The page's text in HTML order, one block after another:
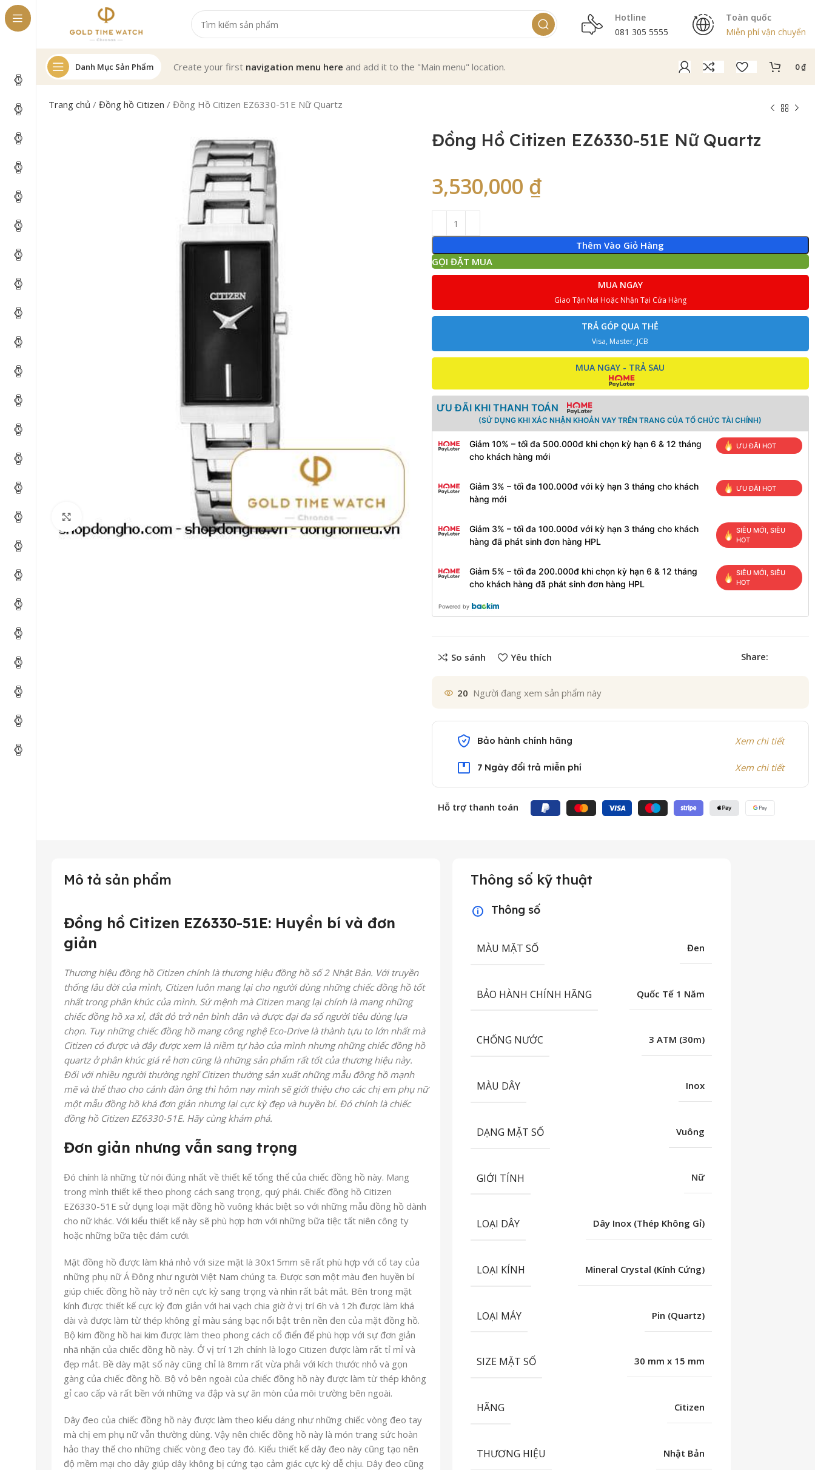
Hotline
081 305 5555
Toàn quốc
Miễn phí vận chuyển
Danh Mục Sản Phẩm Create your first navigation menu here and add it to the "Main menu" location. 0₫
Trang chủ /Đồng hồ Citizen /Đồng Hồ Citizen EZ6330-51E Nữ Quartz
Đồng Hồ Citizen EZ6330-51E Nữ Quartz
3,530,000 ₫
Thêm Vào Giỏ Hàng
GỌI ĐẶT MUA
MUA NGAY
Giao Tận Nơi Hoặc Nhận Tại Cửa Hàng
TRẢ GÓP QUA THẺ
Visa, Master, JCB
MUA NGAY - TRẢ SAU
ƯU ĐÃI KHI THANH TOÁN
(SỬ DỤNG KHI XÁC NHẬN KHOẢN VAY TRÊN TRANG CỦA TỔ CHỨC TÀI CHÍNH)
Giảm 10% – tối đa 500.000đ khi chọn kỳ hạn 6 & 12 tháng
cho khách hàng mới
ƯU ĐÃI HOT
Giảm 3% – tối đa 100.000đ với kỳ hạn 3 tháng cho khách
hàng mới
ƯU ĐÃI HOT
Giảm 3% – tối đa 100.000đ với kỳ hạn 3 tháng cho khách
hàng đã phát sinh đơn hàng HPL
SIÊU MỚI, SIÊU
HOT
Giảm 5% – tối đa 200.000đ khi chọn kỳ hạn 6 & 12 tháng
cho khách hàng đã phát sinh đơn hàng HPL
SIÊU MỚI, SIÊU
HOT
Powered by
So sánh Yêu thích Share:
20 Người đang xem sản phẩm này
Bảo hành chính hãng Xem chi tiết
7 Ngày đổi trả miễn phí Xem chi tiết
Hỗ trợ thanh toán
Mô tả sản phẩm
Đồng hồ Citizen EZ6330-51E: Huyền bí và đơn
giản
Thương hiệu đồng hồ Citizen chính là thương hiệu đồng hồ số 2 Nhật Bản. Với truyền
thống lâu đời của mình, Citizen luôn mang lại cho người dùng những chiếc đồng hồ tốt
nhất trong phân khúc của mình. Sứ mệnh mà Citizen mang lại chính là mang những
chiếc đồng hồ xa xỉ, đắt đỏ trở nên bình dân và được đại đa số người tiêu dùng lựa
chọn. Tuy những chiếc đồng hồ mang công nghệ Eco-Drive là thành tựu to lớn nhất mà
Citizen có được và đây được xem là niềm tự hào của mình nhưng những chiếc đồng hồ
quartz ở phân khúc giá rẻ hơn cũng là những sản phẩm rất tốt của thương hiệu này.
Đối với nhiều người thường nghĩ Citizen thường sản xuất những mẫu đồng hồ mạnh
mẽ và thể thao cho cánh đàn ông thì hôm nay mình sẽ giới thiệu cho các chị em phụ nữ
một mẫu đồng hồ khá đơn giản nhưng lại cực kỳ đẹp và huyền bí. Đó chính là chiếc
đồng hồ Citizen EZ6330-51E. Hãy cùng khám phá.
Đơn giản nhưng vẫn sang trọng
Đó chính là những từ nói đúng nhất về thiết kế tổng thể của chiếc đồng hồ này. Mang
trong mình thiết kế theo phong cách sang trọng, quý phái. Chiếc đồng hồ Citizen
EZ6330-51E sử dụng loại mặt đồng hồ vuông khác biệt so với những mẫu đồng hồ dành
cho nữ khác. Với kiểu thiết kế này sẽ phù hợp hơn với những bữa tiệc tất niên công ty
hoặc những bữa tiệc đám cưới.
Mặt đồng hồ được làm khá nhỏ với size mặt là 30x15mm sẽ rất phù hợp với cổ tay của
những phụ nữ Á Đông như người Việt Nam chúng ta. Được sơn một màu đen huyền bí
giúp chiếc đồng hồ này trở nên cực kỳ sang trọng và nhìn rất bắt mắt. Bên trong mặt
kính được thiết kế cực kỳ đơn giản với hai vạch chia giờ ở vị trí 6h và 12h được làm khá
dài và được làm từ thép không gỉ màu sáng bạc nổi bật trên nền đen của mặt đồng hồ.
Bộ kim đồng hồ hai kim được làm theo phong cách cổ điển để phù hợp với sự đơn giản
nhã nhặn của chiếc đồng hồ này. Ở vị trí 12h chính là logo Citizen được làm rất tỉ mỉ và
đẹp mắt. Bề dày mặt số này cũng chỉ là 8mm rất vừa phải với kích thước nhỏ và gọn
gàng của chiếc đồng hồ. Bộ vỏ bên ngoài của chiếc đồng hồ này được làm từ thép không
gỉ cao cấp và rất bền với những va đập và sự ăn mòn của môi trường bên ngoài.
Dây đeo của chiếc đồng hồ này được làm theo kiểu dáng như những chiếc vòng đeo tay
mà chị em phụ nữ vẫn thường dùng. Vậy nên chiếc đồng hồ này là món trang sức hoàn
hảo thay thế cho những chiếc vòng đeo tay đó. Kiểu thiết kế dây đeo này cũng tạo nên
độ mềm mại cho dây giúp dây không bị cứng tạo cảm giác cực kỳ dễ chịu. Dây đeo cũng
Thông số kỹ thuật
Thông số
MÀU MẶT SỐ Đen
BẢO HÀNH CHÍNH HÃNG Quốc Tế 1 Năm
CHỐNG NƯỚC 3 ATM (30m)
MÀU DÂY Inox
DẠNG MẶT SỐ Vuông
GIỚI TÍNH Nữ
LOẠI DÂY Dây Inox (Thép Không Gỉ)
LOẠI KÍNH Mineral Crystal (Kính Cứng)
LOẠI MÁY Pin (Quartz)
SIZE MẶT SỐ 30 mm x 15 mm
HÃNG Citizen
THƯƠNG HIỆU Nhật Bản